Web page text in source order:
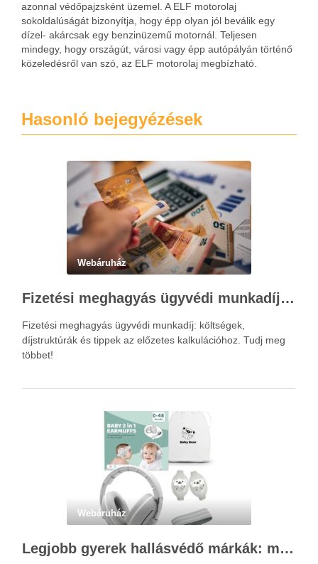
azonnal védőpajzsként üzemel. A ELF motorolaj
sokoldalúságát bizonyítja, hogy épp olyan jól beválik egy
dízel- akárcsak egy benzinüzemű motornál. Teljesen
mindegy, hogy országút, városi vagy épp autópályán történő
közeledésről van szó, az ELF motorolaj megbízható.
Hasonló bejegyézések
Webáruház
Fizetési meghagyás ügyvédi munkadíja: teljes költségvetési útmutató
Fizetési meghagyás ügyvédi munkadíj: költségek,
díjstruktúrák és tippek az előzetes kalkulációhoz. Tudj meg
többet!
Webáruház
Legjobb gyerek hallásvédő márkák: mire figyeljenek a szülők választáskor?